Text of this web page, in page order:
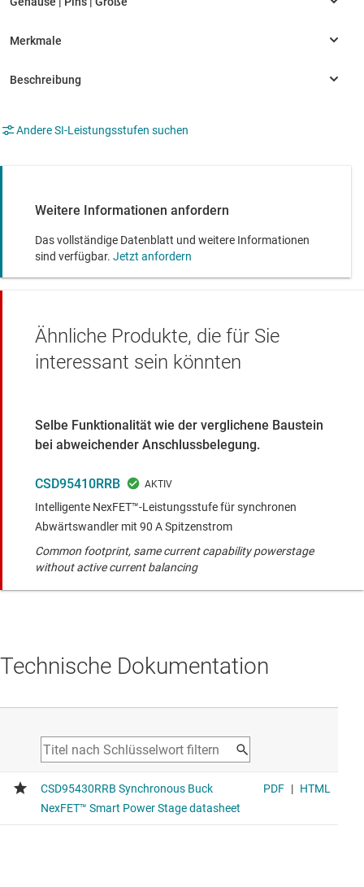
Andere SI-Leistungsstufen suchen
Weitere Informationen anfordern
Das vollständige Datenblatt und weitere Informationen
sind verfügbar. Jetzt anfordern
Ähnliche Produkte, die für Sie
interessant sein könnten
Selbe Funktionalität wie der verglichene Baustein
bei abweichender Anschlussbelegung.
CSD95410RRB
Intelligente NexFET™-Leistungsstufe für synchronen
Abwärtswandler mit 90 A Spitzenstrom
Common footprint, same current capability powerstage
without active current balancing
Technische Dokumentation